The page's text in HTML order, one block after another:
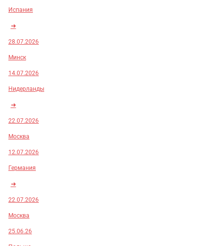
Испания
➜
28.07.2026
Минск
14.07.2026
Нидерланды
➜
22.07.2026
Москва
12.07.2026
Германия
➜
22.07.2026
Москва
25.06.26